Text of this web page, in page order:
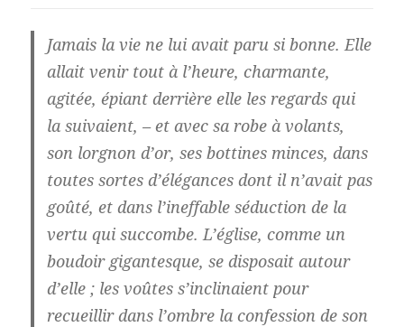
Jamais la vie ne lui avait paru si bonne. Elle
allait venir tout à l’heure, charmante,
agitée, épiant derrière elle les regards qui
la suivaient, – et avec sa robe à volants,
son lorgnon d’or, ses bottines minces, dans
toutes sortes d’élégances dont il n’avait pas
goûté, et dans l’ineffable séduction de la
vertu qui succombe. L’église, comme un
boudoir gigantesque, se disposait autour
d’elle ; les voûtes s’inclinaient pour
recueillir dans l’ombre la confession de son